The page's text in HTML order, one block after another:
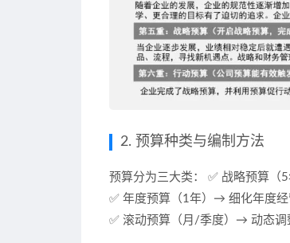
2. 预算种类与编制方法
预算分为三大类： ✅ 战略预算 （
✅ 年度预算 （1年）→ 细化年度
✅ 滚动预算 （月/季度）→ 动态调